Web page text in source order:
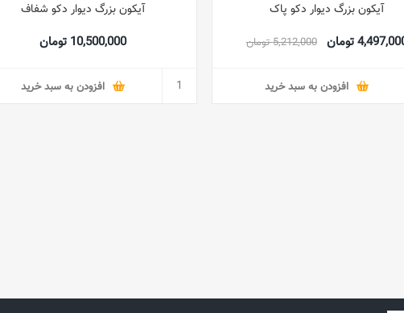
آیکون بزرگ دیوار دکو پاک
تومان 5,212,000 تومان
افزودن به سبد خرید
آیکون بزرگ دیوار دکو شفاف
10,500,000 تومان
افزودن به سبد خرید